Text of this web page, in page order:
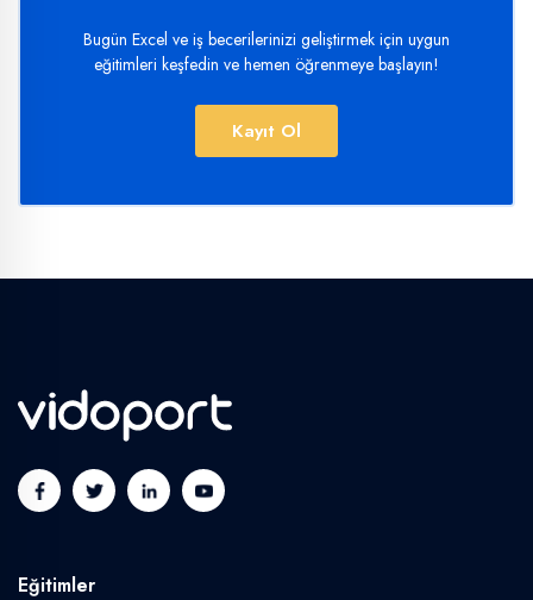
MuhSGK SMMM Staja Başlama
Bugün Excel ve iş becerilerinizi geliştirmek için uygun
eğitimleri keşfedin ve hemen öğrenmeye başlayın!
Kayıt Ol
Eğitimler